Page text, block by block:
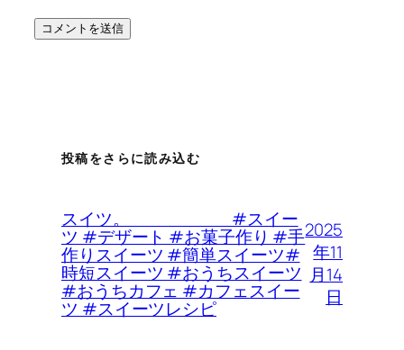
投稿をさらに読み込む
スイツ。 #スイー
ツ #デザート #お菓子作り #手
作りスイーツ #簡単スイーツ#
時短スイーツ #おうちスイーツ
#おうちカフェ #カフェスイー
ツ #スイーツレシピ
2025
年11
月14
日